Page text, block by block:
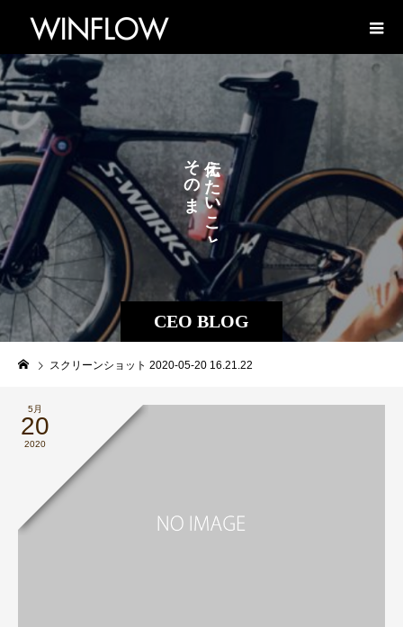
CEO BLOG
え
た
い
こ
と
そ
の
ま
ま
に
スクリーンショット 2020-05-20 16.21.22
5月
20
2020